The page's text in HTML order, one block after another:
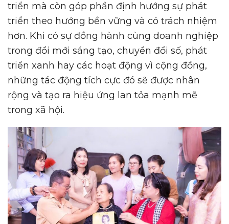
triển mà còn góp phần định hướng sự phát
triển theo hướng bền vững và có trách nhiệm
hơn. Khi có sự đồng hành cùng doanh nghiệp
trong đổi mới sáng tạo, chuyển đổi số, phát
triển xanh hay các hoạt động vì cộng đồng,
những tác động tích cực đó sẽ được nhân
rộng và tạo ra hiệu ứng lan tỏa mạnh mẽ
trong xã hội.